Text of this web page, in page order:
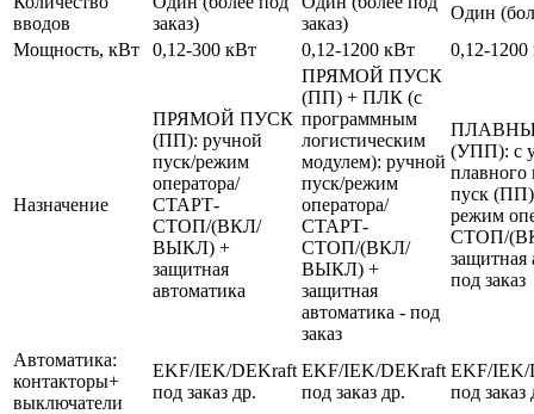
вводов
заказ)
заказ)
Один
Мощность, кВт
0,12-300 кВт 0,12-1200 кВт 0,12-1200
Назначение
ПРЯМОЙ ПУСК
(ПП): ручной
пуск/режим
оператора/
СТАРТ-
СТОП/(ВКЛ/
ВЫКЛ) +
защитная
автоматика
ПРЯМОЙ ПУСК
(ПП) + ПЛК (с
программным
логистическим
модулем): ручной
пуск/режим
оператора/
СТАРТ-
СТОП/(ВКЛ/
ВЫКЛ) +
защитная
автоматика - под
заказ
(УПП): с
плавного
пуск
режим
СТОП/
защитная
под заказ
Автоматика:
контакторы+
выключатели
EKF/IEK/DEKraft
под заказ др.
EKF/IEK/DEKraft
под заказ др.
EKF/IEK/
под заказ